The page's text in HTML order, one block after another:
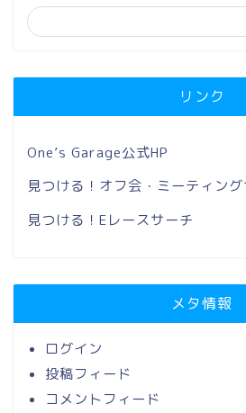
リンク
One’s Garage公式HP
見つける！オフ会・ミーティング
見つける！Eレースサーチ
メタ情報
ログイン
投稿フィード
コメントフィード